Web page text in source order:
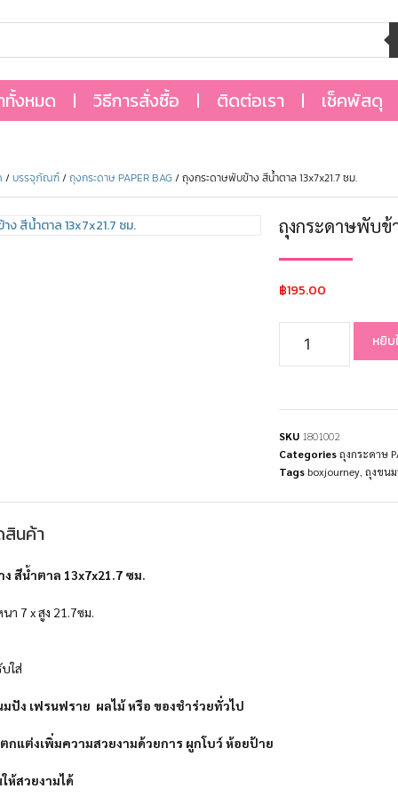
ทั้งหมด วิธีการสั่งซื้อ ติดต่อเรา เช็คพัสดุ
/บรรจุภัณฑ์/ถุงกระดาษ PAPER BAG / ถุงกระดาษพับข้าง สีน้ำตาล 13x7x21.7 ซม.
ถุงกระดาษพับข้
฿195.00
หยิบ
SKU 1801002
Categoriesถุงกระดาษ
Tags boxjourney, ถุงขน
สินค้า
สีน้ำตาล 13x7x21.7 ซม.
า 7 x สูง 21.7ซม.
ใส่
ปัง เฟรนฟราย ผลไม้ หรือ ของชำร่วยทั่วไป
กแต่งเพิ่มความสวยงามด้วยการ ผูกโบว์ ห้อยป้าย
ห้สวยงามได้